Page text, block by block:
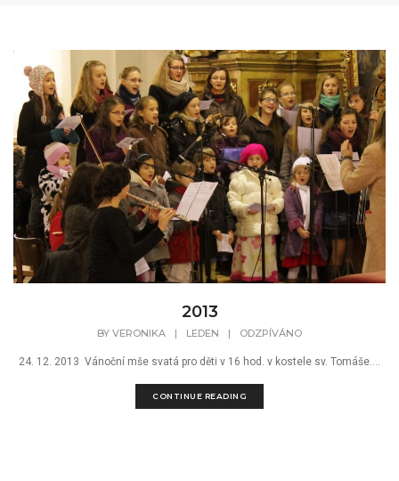
2013
BY VERONIKA | LEDEN | ODZPÍVÁNO
24. 12. 2013 Vánoční mše svatá pro děti v 16 hod. v kostele sv. Tomáše....
CONTINUE READING